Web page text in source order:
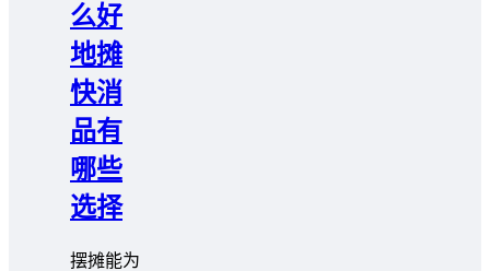
么好
地摊
快消
品有
哪些
选择
摆摊能为